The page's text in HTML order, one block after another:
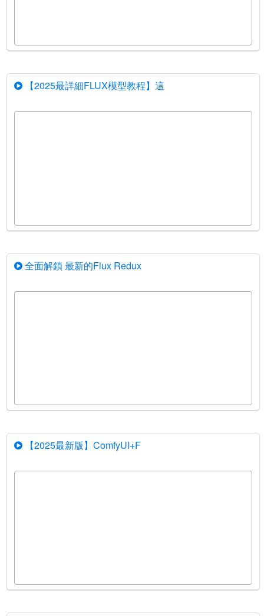
【2025最詳細FLUX模型教程】這
全面解鎖 最新的Flux Redux
【2025最新版】ComfyUI+F